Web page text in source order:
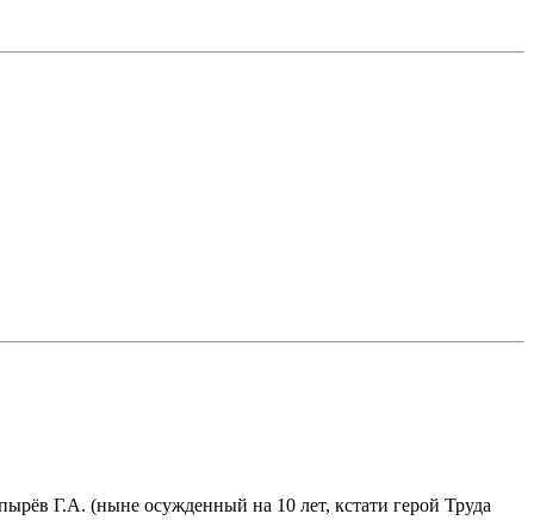
Г.А. (ныне осужденный на 10 лет, кстати герой Труда